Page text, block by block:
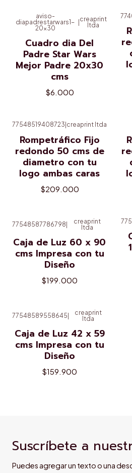
aviso-
diapadrestarwars1-
20x30
creaprint
ltda
Cuadro dia Del
Padre Star Wars
Mejor Padre 20x30
cms
$6.000
77548519408723 creaprint ltda
Rompetráfico Fijo
redondo 50 cms de
diametro con tu
logo ambas caras
$209.000
77548587786798|
creaprint
ltda
Caja de Luz 60 x 90
cms Impresa con tu
Diseño
$199.000
77548589558645
creaprint
ltda
Caja de Luz 42 x 59
cms Impresa con tu
Diseño
$159.900
Suscríbete a
Puedes agregar un texto o una